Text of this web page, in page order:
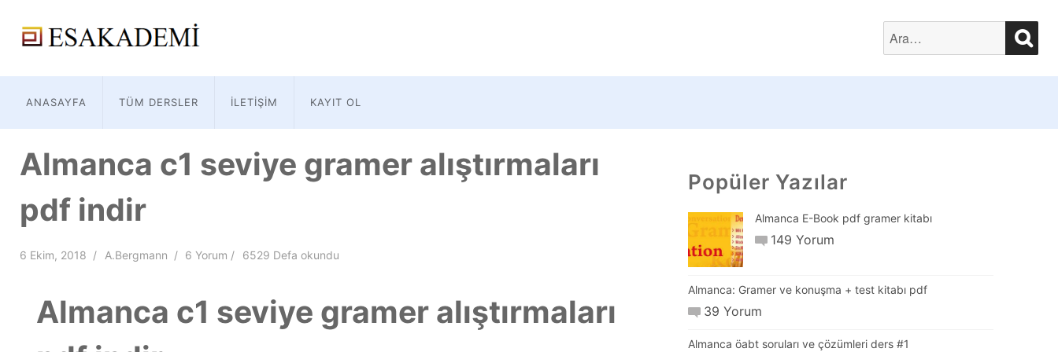
for:
ANASAYFA TÜM DERSLER İLETIŞIM KAYIT OL
Almanca c1 seviye gramer alıştırmaları
pdf indir
6 Ekim, 2018 A.Bergmann 6 Yorum 6529 Defa okundu
Almanca c1 seviye gramer alıştırmaları
Popüler Yazılar
Almanca E-Book pdf gramer kitabı
149 Yorum
Almanca: Gramer ve konuşma + test kitabı pdf
39 Yorum
Almanca öabt soruları ve çözümleri ders #1